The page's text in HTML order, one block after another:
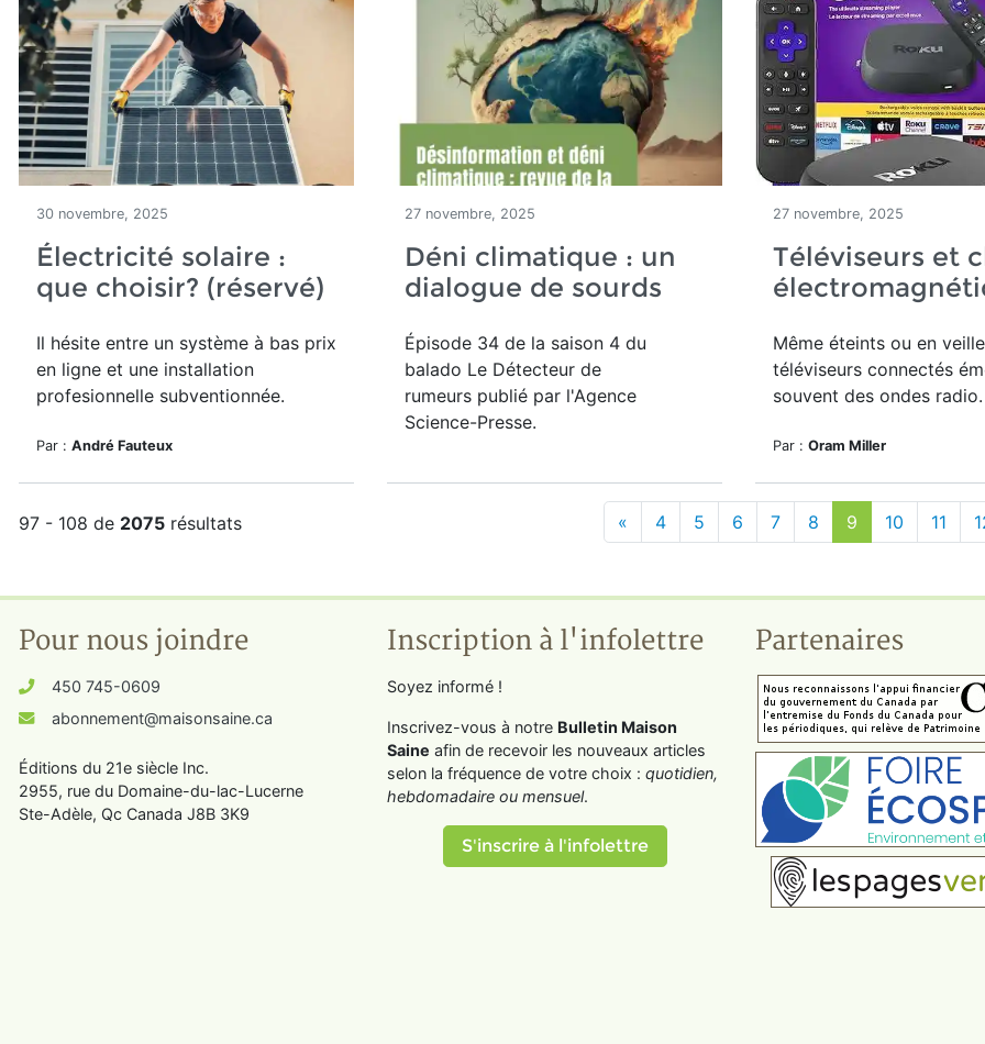
30 novembre, 2025
Électricité solaire :
que choisir? (réservé)
Il hésite entre un système à bas prix
en ligne et une installation
profesionnelle subventionnée.
Par : André Fauteux
27 novembre, 2025
Déni climatique : un
dialogue de sourds
Épisode 34 de la saison 4 du
balado Le Détecteur de
rumeurs publié par l'Agence
Science-Presse.
27 novembre, 2025
Téléviseurs et
Même éteints ou en
téléviseurs connectés
souvent des ondes radio.
Par : Oram Miller
97 - 108 de 2075 résultats « 4 5 6 7 8 9 10 11
Pour nous joindre
450 745-0609
abonnement@maisonsaine.ca
Éditions du 21e siècle Inc.
2955, rue du Domaine-du-lac-Lucerne
Ste-Adèle, Qc Canada J8B 3K9
Inscription à l'infolettre
Soyez informé !
Inscrivez-vous à notre Bulletin Maison
Saine afin de recevoir les nouveaux articles
selon la fréquence de votre choix : quotidien,
hebdomadaire ou mensuel.
S'inscrire à l'infolettre
Partenaires